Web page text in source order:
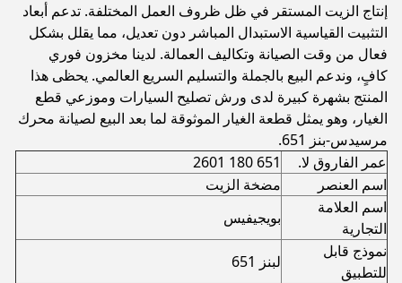
إنتاج الزيت المستقر في ظل ظروف العمل المختلفة. تدعم أبعاد
التثبيت القياسية الاستبدال المباشر دون تعديل، مما يقلل بشكل
فعال من وقت الصيانة وتكاليف العمالة. لدينا مخزون فوري
كافٍ، وندعم البيع بالجملة والتسليم السريع العالمي. يحظى هذا
المنتج بشهرة كبيرة لدى ورش تصليح السيارات وموزعي قطع
الغيار، وهو يمثل قطعة الغيار الموثوقة لما بعد البيع لصيانة محرك
مرسيدس-بنز 651.
عمر الفاروق لا.
651 180 2601
اسم العنصر
مضخة الزيت
اسم العلامة
التجارية
بويجيفيس
نموذج قابل
للتطبيق
لبنز 651